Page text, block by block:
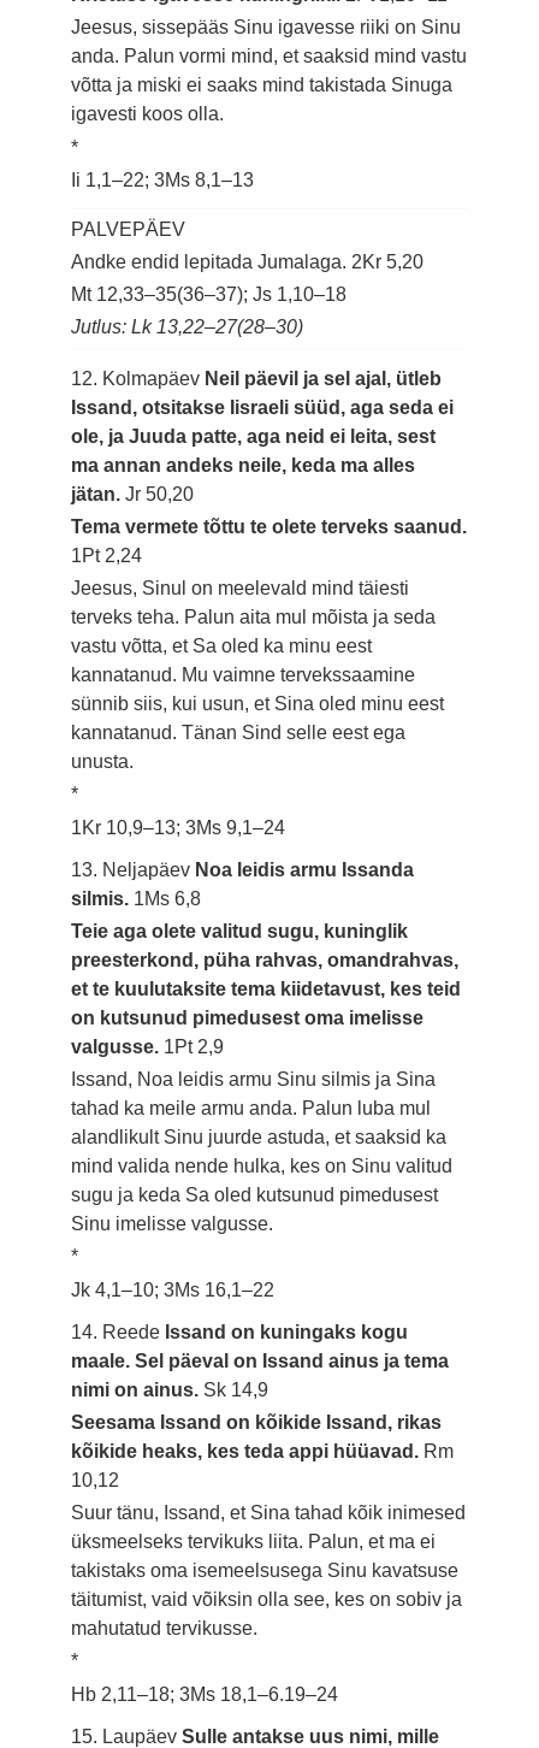
Jeesus, sissepääs Sinu igavesse riiki on Sinu
anda. Palun vormi mind, et saaksid mind vastu
võtta ja miski ei saaks mind takistada Sinuga
igavesti koos olla.
*
Ii 1,1–22; 3Ms 8,1–13
PALVEPÄEV
Andke endid lepitada Jumalaga. 2Kr 5,20
Mt 12,33–35(36–37); Js 1,10–18
Jutlus: Lk 13,22–27(28–30)
12. Kolmapäev Neil päevil ja sel ajal, ütleb
Issand, otsitakse Iisraeli süüd, aga seda ei
ole, ja Juuda patte, aga neid ei leita, sest
ma annan andeks neile, keda ma alles
jätan.Jr 50,20
Tema vermete tõttu te olete terveks saanud.
1Pt 2,24
Jeesus, Sinul on meelevald mind täiesti
terveks teha. Palun aita mul mõista ja seda
vastu võtta, et Sa oled ka minu eest
kannatanud. Mu vaimne tervekssaamine
sünnib siis, kui usun, et Sina oled minu eest
kannatanud. Tänan Sind selle eest ega
unusta.
*
1Kr 10,9–13; 3Ms 9,1–24
13. Neljapäev Noa leidis armu Issanda
silmis. 1Ms 6,8
Teie aga olete valitud sugu, kuninglik
preesterkond, püha rahvas, omandrahvas,
et te kuulutaksite tema kiidetavust, kes teid
on kutsunud pimedusest oma imelisse
valgusse. 1Pt 2,9
Issand, Noa leidis armu Sinu silmis ja Sina
tahad ka meile armu anda. Palun luba mul
alandlikult Sinu juurde astuda, et saaksid ka
mind valida nende hulka, kes on Sinu valitud
sugu ja keda Sa oled kutsunud pimedusest
Sinu imelisse valgusse.
*
Jk 4,1–10; 3Ms 16,1–22
14. Reede Issand on kuningaks kogu
maale. Sel päeval on Issand ainus ja tema
nimi on ainus. Sk 14,9
Seesama Issand on kõikide Issand, rikas
kõikide heaks, kes teda appi hüüavad. Rm
10,12
Suur tänu, Issand, et Sina tahad kõik inimesed
üksmeelseks tervikuks liita. Palun, et ma ei
takistaks oma isemeelsusega Sinu kavatsuse
täitumist, vaid võiksin olla see, kes on sobiv ja
mahutatud tervikusse.
*
Hb 2,11–18; 3Ms 18,1–6.19–24
15. LaupäevSulle antakse uus nimi, mille